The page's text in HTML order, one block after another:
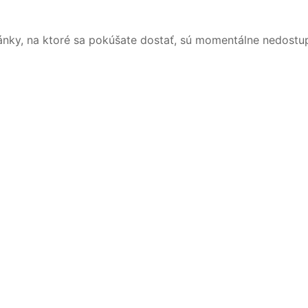
na ktoré sa pokúšate dostať, sú momentálne